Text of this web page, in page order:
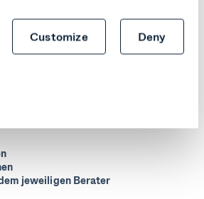
Customize Deny
zum
jeweiligen Berater